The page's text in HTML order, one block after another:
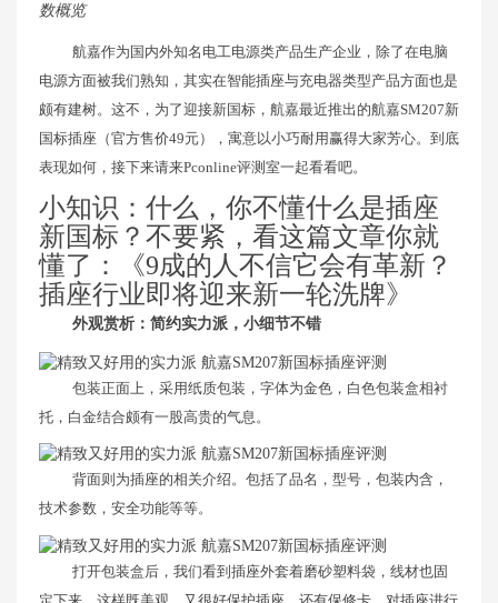
数概览
航嘉作为国内外知名电工电源类产品生产企业，除了在电脑
电源方面被我们熟知，其实在智能插座与充电器类型产品方面也是
颇有建树。这不，为了迎接新国标，航嘉最近推出的航嘉SM207新
国标插座（官方售价49元），寓意以小巧耐用赢得大家芳心。到底
表现如何，接下来请来Pconline评测室一起看看吧。
小知识：什么，你不懂什么是插座
新国标？不要紧，看这篇文章你就
懂了：《9成的人不信它会有革新？
插座行业即将迎来新一轮洗牌》
外观赏析：简约实力派，小细节不错
包装正面上，采用纸质包装，字体为金色，白色包装盒相衬
托，白金结合颇有一股高贵的气息。
背面则为插座的相关介绍。包括了品名，型号，包装内含，
技术参数，安全功能等等。
打开包装盒后，我们看到插座外套着磨砂塑料袋，线材也固